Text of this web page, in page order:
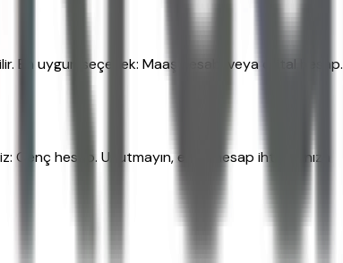
En uygun seçenek: Maaş hesabı veya dijital hesap.
Genç hesap. Unutmayın, en iyi hesap ihtiyacınıza